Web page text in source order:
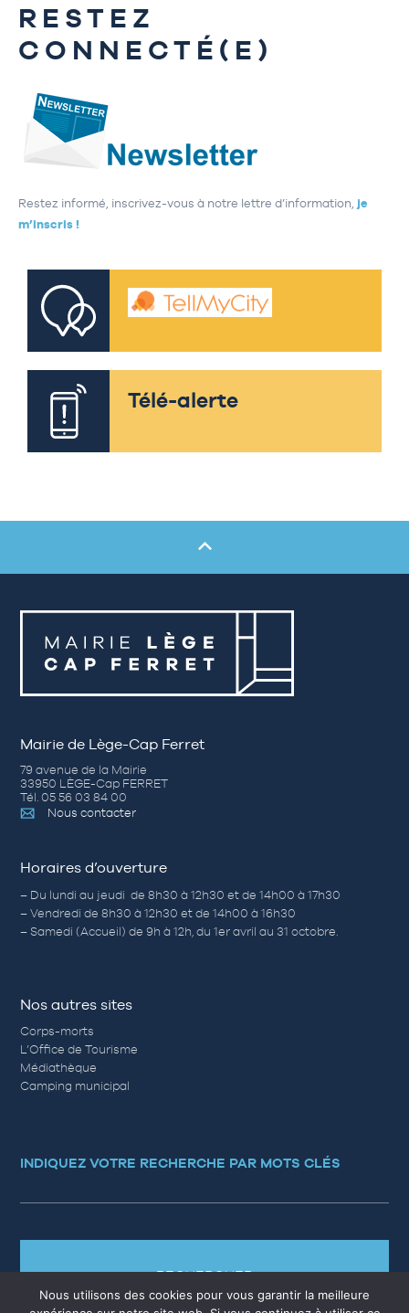
RESTEZ
CONNECTÉ(E)
Restez informé, inscrivez-vous à notre lettre d’information, je
m’inscris !
Télé-alerte
Mairie de Lège-Cap Ferret
79 avenue de la Mairie
33950 LÈGE-Cap FERRET
Tél. 05 56 03 84 00
Nous contacter
Horaires d’ouverture
– Du lundi au jeudi de 8h30 à 12h30 et de 14h00 à 17h30
– Vendredi de 8h30 à 12h30 et de 14h00 à 16h30
– Samedi (Accueil) de 9h à 12h, du 1er avril au 31 octobre.
Nos autres sites
Corps-morts
L’Office de Tourisme
Médiathèque
Camping municipal
INDIQUEZ VOTRE RECHERCHE PAR MOTS CLÉS
RECHERCHER
Nous utilisons des cookies pour vous garantir la meilleure